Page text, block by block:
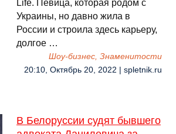
Life. Певица, которая родом с
Украины, но давно жила в
России и строила здесь карьеру,
долгое …
Шоу-бизнес, Знаменитости
20:10, Октябрь 20, 2022 | spletnik.ru
В Белоруссии судят бывшего